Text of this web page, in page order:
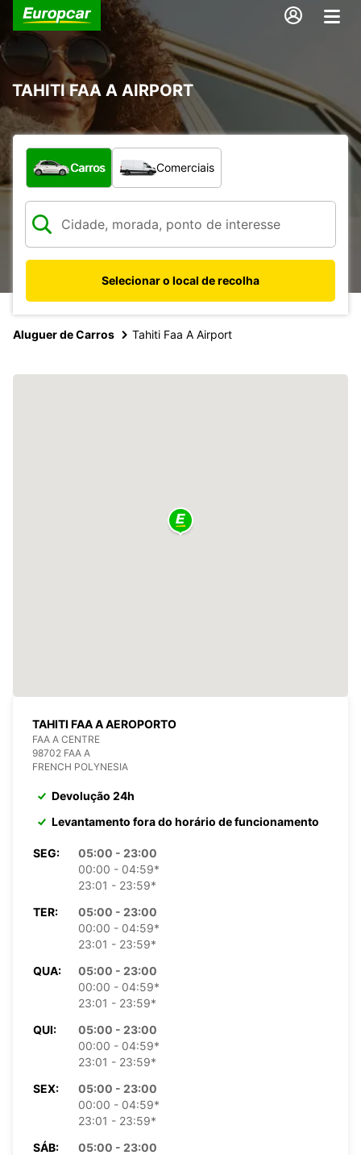
TAHITI FAA A AIRPORT
Que tipo de veículo pretende?
Carros Comerciais
Selecionar o local de recolha
Aluguer de Carros Tahiti Faa A Airport
TAHITI FAA A AEROPORTO
FAA A CENTRE
98702 FAA A
FRENCH POLYNESIA
Devolução 24h
Levantamento fora do horário de funcionamento
SEG:
05:00 - 23:00
00:00 - 04:59*
23:01 - 23:59*
TER:
05:00 - 23:00
00:00 - 04:59*
23:01 - 23:59*
QUA:
05:00 - 23:00
00:00 - 04:59*
23:01 - 23:59*
QUI:
05:00 - 23:00
00:00 - 04:59*
23:01 - 23:59*
SEX:
05:00 - 23:00
00:00 - 04:59*
23:01 - 23:59*
SÁB:
05:00 - 23:00